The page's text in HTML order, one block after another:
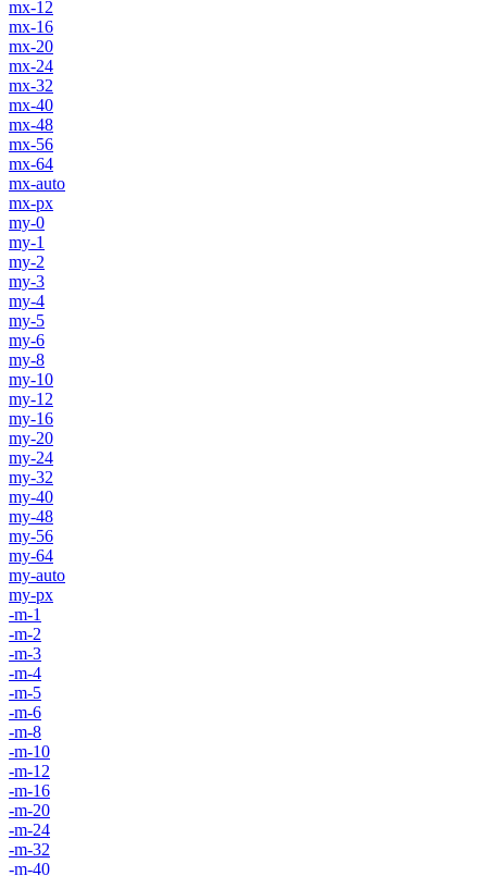
mx-12
mx-16
mx-20
mx-24
mx-32
mx-40
mx-48
mx-56
mx-64
mx-auto
mx-px
my-0
my-1
my-2
my-3
my-4
my-5
my-6
my-8
my-10
my-12
my-16
my-20
my-24
my-32
my-40
my-48
my-56
my-64
my-auto
my-px
-m-1
-m-2
-m-3
-m-4
-m-5
-m-6
-m-8
-m-10
-m-12
-m-16
-m-20
-m-24
-m-32
-m-40